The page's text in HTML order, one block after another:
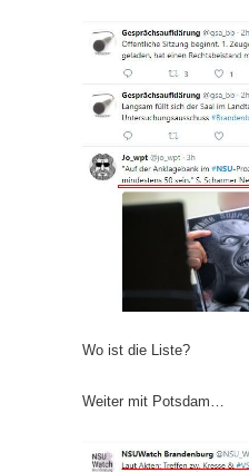
Wo ist die Liste?
Weiter mit Potsdam…